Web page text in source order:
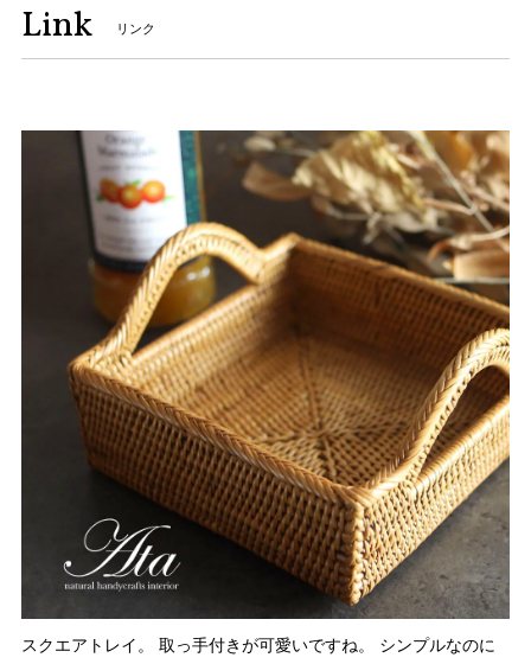
Link リンク
スクエアトレイ。 取っ手付きが可愛いですね。 シンプルなのに